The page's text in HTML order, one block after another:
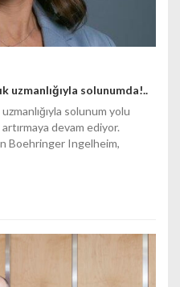
uzmanlığıyla solunumda!..
solunum yolu
artırmaya devam ediyor.
Boehringer Ingelheim,